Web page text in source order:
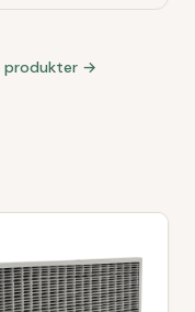
produkter →